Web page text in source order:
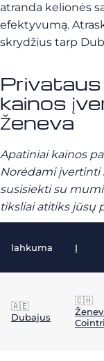
atranda kelionės
efektyvumą.
skrydžius tarp
kainos
Ženeva
Apatiniai kainos
Norėdami įvertinti
susisiekti su
tiksliai atitiks jūsų
lahkuma Į
🇦🇪
Dubajus
🇨🇭